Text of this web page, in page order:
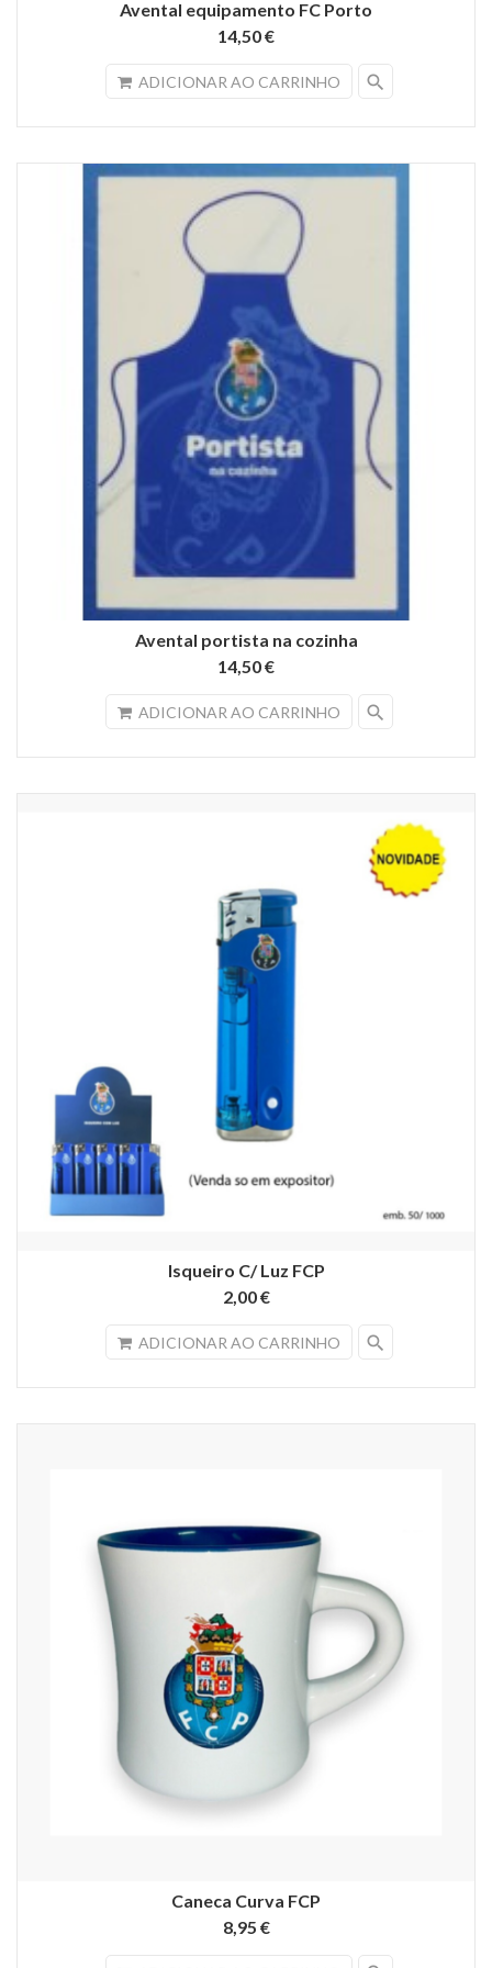
Avental equipamento FC Porto
14,50 €
ADICIONAR AO CARRINHO search
Avental portista na cozinha
14,50 €
ADICIONAR AO CARRINHO search
Isqueiro C/ Luz FCP
2,00 €
ADICIONAR AO CARRINHO search
Caneca Curva FCP
8,95 €